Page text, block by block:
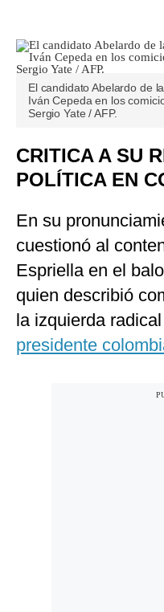
El candidato Abelardo de
Iván Cepeda en los
Sergio Yate / AFP.
CRITICA A SU
POLÍTICA EN
En su
cuestionó al
Espriella en el
quien describió
la izquierda
presidente